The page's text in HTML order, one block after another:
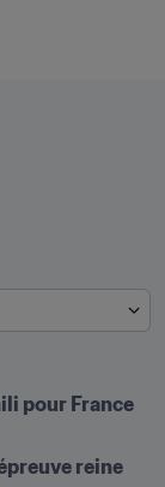
pour France
reine